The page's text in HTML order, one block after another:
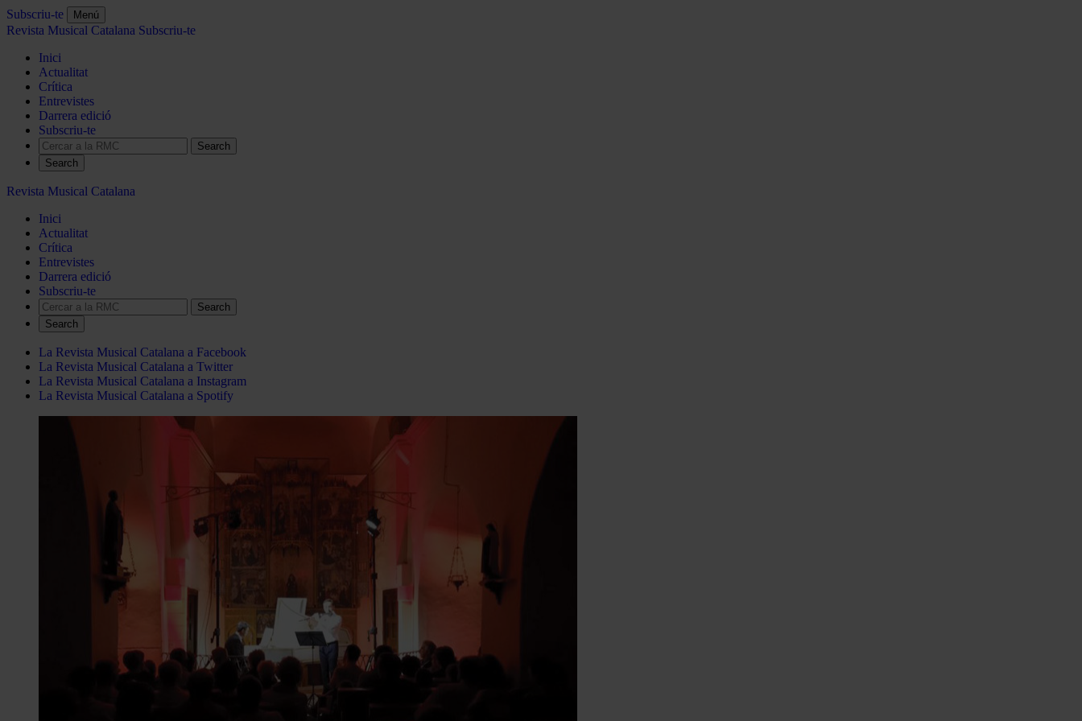
Subscriu-te Menú
Revista Musical Catalana Subscriu-te
Inici
Actualitat
Crítica
Entrevistes
Darrera edició
Subscriu-te
Search
Revista Musical Catalana
Inici
Actualitat
Crítica
Entrevistes
Darrera edició
Subscriu-te
Search
La Revista Musical Catalana a Facebook
La Revista Musical Catalana a Twitter
La Revista Musical Catalana a Instagram
La Revista Musical Catalana a Spotify